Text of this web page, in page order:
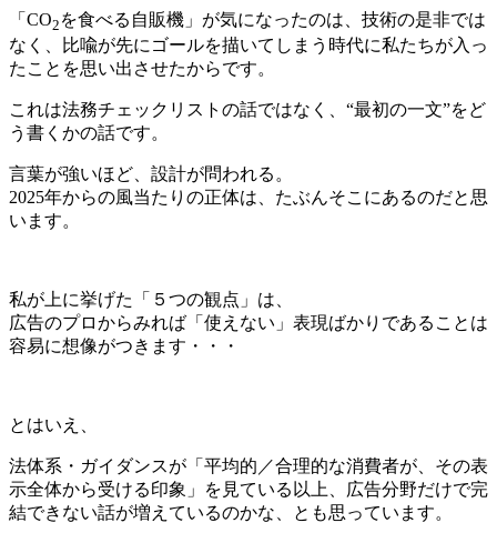
「CO2 を食べる自販機」が気になったのは、技術の是非では
なく、比喩が先にゴールを描いてしまう時代に私たちが入っ
たことを思い出させたからです。
これは法務チェックリストの話ではなく、“最初の一文”をど
う書くかの話です。
言葉が強いほど、設計が問われる。
2025年からの風当たりの正体は、たぶんそこにあるのだと思
います。
私が上に挙げた「５つの観点」は、
広告のプロからみれば「使えない」表現ばかりであることは
容易に想像がつきます・・・
とはいえ、
法体系・ガイダンスが「平均的／合理的な消費者が、その表
示全体から受ける印象」を見ている以上、広告分野だけで完
結できない話が増えているのかな、とも思っています。